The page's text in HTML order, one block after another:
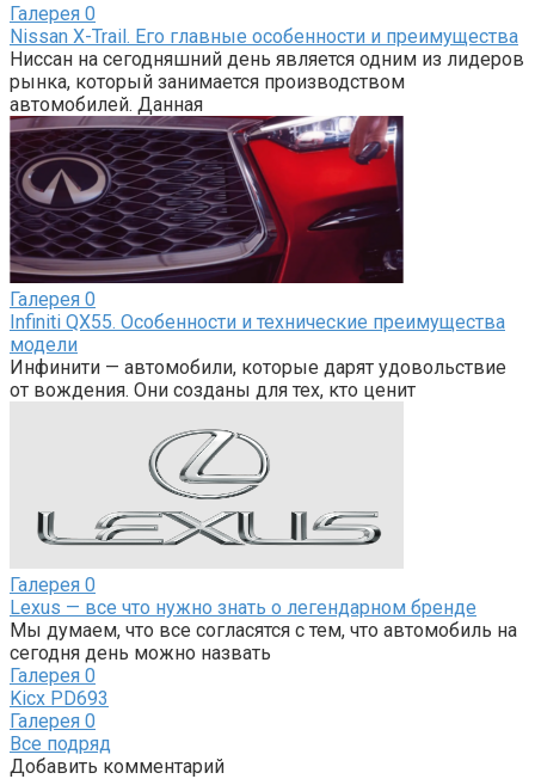
Галерея 0
Nissan X-Trail. Его главные особенности и преимущества
Ниссан на сегодняшний день является одним из лидеров
рынка, который занимается производством
автомобилей. Данная
Галерея 0
Infiniti QX55. Особенности и технические преимущества
модели
Инфинити — автомобили, которые дарят удовольствие
от вождения. Они созданы для тех, кто ценит
Галерея 0
Lexus — все что нужно знать о легендарном бренде
Мы думаем, что все согласятся с тем, что автомобиль на
сегодня день можно назвать
Галерея 0
Kicx PD693
Галерея 0
Все подряд
Добавить комментарий